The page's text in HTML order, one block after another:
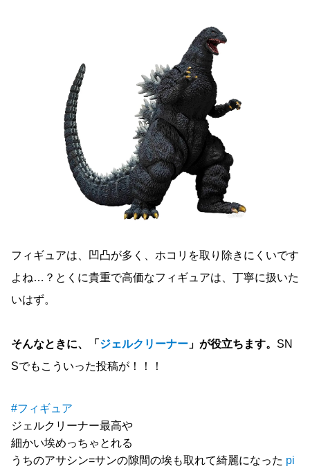
フィギュアは、凹凸が多く、ホコリを取り除きにくいです
よね…？とくに貴重で高価なフィギュアは、丁寧に扱いた
いはず。
そんなときに、「 ジェルクリーナー 」が役立ちます。 SN
Sでもこういった投稿が！！！
#フィギュア
ジェルクリーナー最高や
細かい埃めっちゃとれる
うちのアサシン=サンの隙間の埃も取れて綺麗になった pi